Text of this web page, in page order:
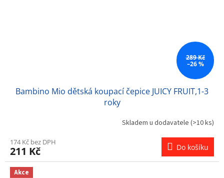
289 Kč
–26 %
Bambino Mio dětská koupací čepice JUICY FRUIT,1-3
roky
Skladem u dodavatele (>10 ks)
174 Kč bez DPH
211 Kč Do košíku
Akce